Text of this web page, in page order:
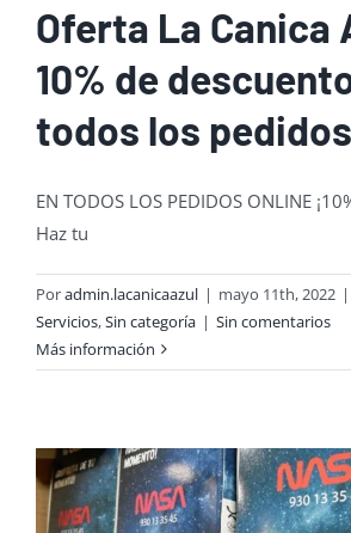
Oferta La Canica
10% de
todos los
EN TODOS LOS PEDIDOS ONLINE
Haz tu
Poradmin.lacanicaazul | mayo 11th, 2022 |
Servicios,Sin categoría | Sin comentarios
Más información